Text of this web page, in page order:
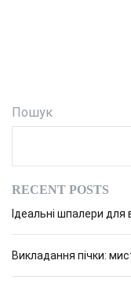
Пошук
RECENT POSTS
Ідеальні шпалери для
Викладання пічки: